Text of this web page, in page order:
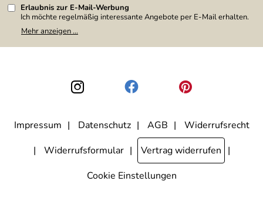
Erlaubnis zur E-Mail-Werbung
Ich möchte regelmäßig interessante Angebote per E-Mail erhalten.
Meine E-Mail-Adresse wird nicht an andere Unternehmen
weitergegeben. Zu statistischen Zwecken wird in anonymer Form
den Link "Abmelden" am Ende des Newsletters anklicke. Die
Datenschutzerklärung
habe ich zur Kenntnis genommen.
Mehr anzeigen ...
Impressum Datenschutz AGB
Widerrufsrecht
Widerrufsformular
Vertrag widerrufen
Cookie Einstellungen